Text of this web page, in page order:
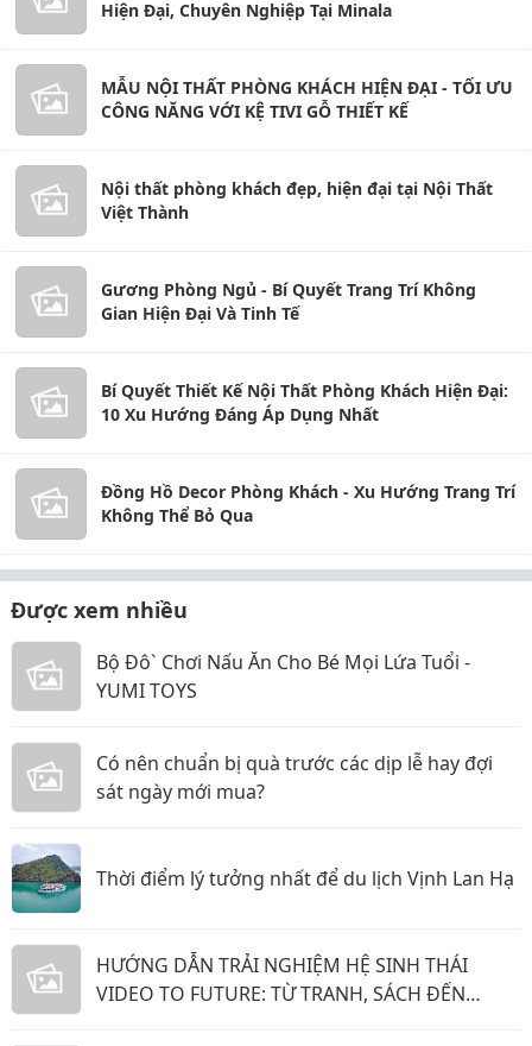
Hiện Đại, Chuyên Nghiệp Tại Minala
MẪU NỘI THẤT PHÒNG KHÁCH HIỆN ĐẠI - TỐI ƯU
CÔNG NĂNG VỚI KỆ TIVI GỖ THIẾT KẾ
Nội thất phòng khách đẹp, hiện đại tại Nội Thất
Việt Thành
Gương Phòng Ngủ - Bí Quyết Trang Trí Không
Gian Hiện Đại Và Tinh Tế
Bí Quyết Thiết Kế Nội Thất Phòng Khách Hiện Đại:
10 Xu Hướng Đáng Áp Dụng Nhất
Đồng Hồ Decor Phòng Khách - Xu Hướng Trang Trí
Không Thể Bỏ Qua
Được xem nhiều
Bộ Đô` Chơi Nấu Ăn Cho Bé Mọi Lứa Tuổi -
YUMI TOYS
Có nên chuẩn bị quà trước các dịp lễ hay đợi
sát ngày mới mua?
Thời điểm lý tưởng nhất để du lịch Vịnh Lan Hạ
HƯỚNG DẪN TRẢI NGHIỆM HỆ SINH THÁI
VIDEO TO FUTURE: TỪ TRANH, SÁCH ĐẾN